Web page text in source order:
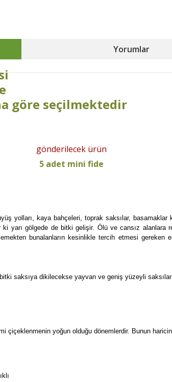
Yorumlar
göre seçilmektedir
gönderilecek ürün
5 adet mini fide
yolları, kaya bahçeleri, toprak saksılar,
yarı gölgede de bitki gelişir. Ölü ve cansız
bunalanların kesinlikle tercih etmesi gereken
saksıya dikilecekse yayvan ve geniş yüzeyli
çiçeklenmenin yoğun olduğu dönemlerdir. Bunun